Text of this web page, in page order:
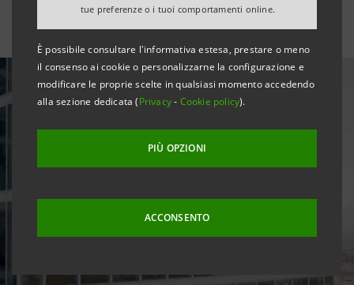
tue preferenze o i tuoi comportamenti online.
È possibile consultare l'informativa estesa, prestare o meno
il consenso ai cookie o personalizzarne la configurazione e
modificare le proprie scelte in qualsiasi momento accedendo
alla sezione dedicata (Privacy- Cookie policy).
PIÙ OPZIONI
ACCONSENTO